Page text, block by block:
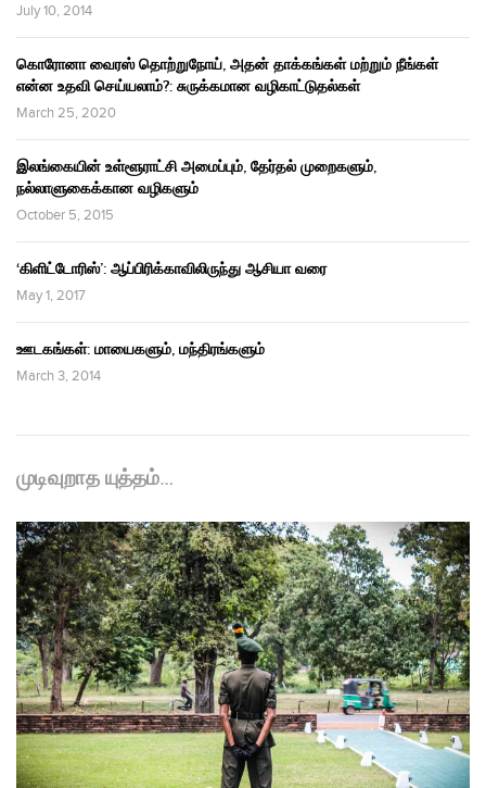
July 10, 2014
கொரோனா வைரஸ் தொற்றுநோய், அதன் தாக்கங்கள் மற்றும் நீங்கள்
என்ன உதவி செய்யலாம்?: சுருக்கமான வழிகாட்டுதல்கள்
March 25, 2020
இலங்கையின் உள்ளூராட்சி அமைப்பும், தேர்தல் முறைகளும்,
நல்லாளுகைக்கான வழிகளும்
October 5, 2015
‘கிளிட்டோரிஸ்’: ஆப்பிரிக்காவிலிருந்து ஆசியா வரை
May 1, 2017
ஊடகங்கள்: மாயைகளும், மந்திரங்களும்
March 3, 2014
முடிவுறாத யுத்தம்…